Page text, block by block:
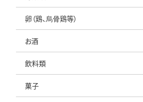
卵（鶏、烏骨鶏等）
お酒
飲料類
菓子